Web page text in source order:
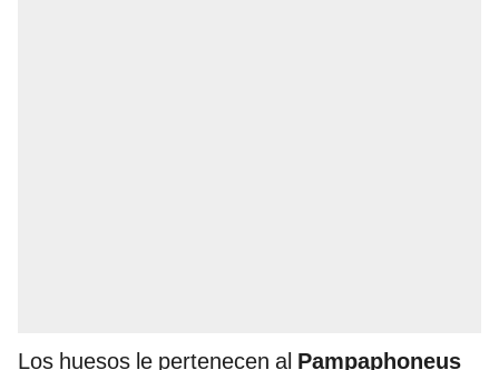
Los huesos le pertenecen al Pampaphoneus